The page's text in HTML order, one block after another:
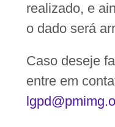
realizado, e
o dado será
Caso deseje
entre em